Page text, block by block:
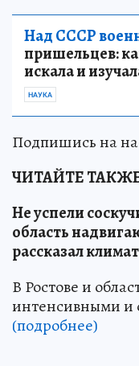
Над СССР
пришельцев:
искала и
НАУКА
Подпишись на
ЧИТАЙТЕ
Не успели
область
рассказал
В Ростове и
интенсивными и
(подробнее)